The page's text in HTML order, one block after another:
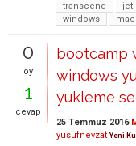
transcend
jet
windows
0
oy
1
cevap
bootcamp
windows
yukleme
25 Temmuz 2016
yusufnevzat Yeni